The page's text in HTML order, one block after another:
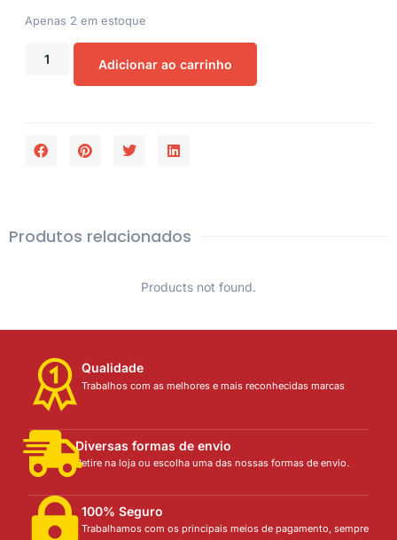
Apenas 2 em estoque
Adicionar ao carrinho
Produtos relacionados
Products not found.
Qualidade
Trabalhos com as melhores e mais reconhecidas marcas
Diversas formas de envio
Retire na loja ou escolha uma das nossas formas de envio.
100% Seguro
Trabalhamos com os principais meios de pagamento, sempre